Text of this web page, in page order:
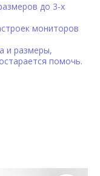
до 3-х
мониторов
и размеры,
помочь.